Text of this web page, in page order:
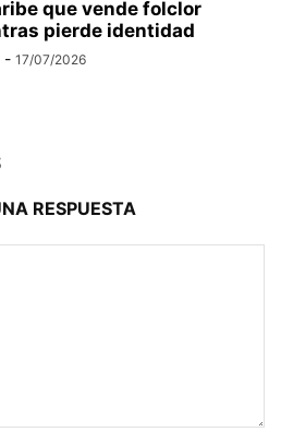
que vende folclor
pierde identidad
- 17/07/2026
RESPUESTA